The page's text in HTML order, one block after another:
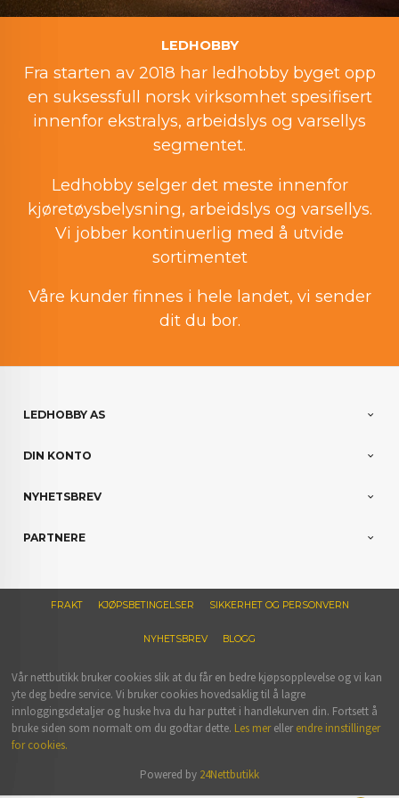
LEDHOBBY
Fra starten av 2018 har ledhobby byget opp
en suksessfull norsk virksomhet spesifisert
innenfor ekstralys, arbeidslys og varsellys
segmentet.
Ledhobby selger det meste innenfor
kjøretøysbelysning, arbeidslys og varsellys.
Vi jobber kontinuerlig med å utvide
sortimentet
Våre kunder finnes i hele landet, vi sender
dit du bor.
LEDHOBBY AS
DIN KONTO
NYHETSBREV
PARTNERE
FRAKT KJØPSBETINGELSER SIKKERHET OG PERSONVERN
NYHETSBREV BLOGG
Vår nettbutikk bruker cookies slik at du får en bedre kjøpsopplevelse og vi kan
yte deg bedre service. Vi bruker cookies hovedsaklig til å lagre
innloggingsdetaljer og huske hva du har puttet i handlekurven din. Fortsett å
bruke siden som normalt om du godtar dette. Les merellerendre innstillinger
for cookies.
Powered by 24Nettbutikk